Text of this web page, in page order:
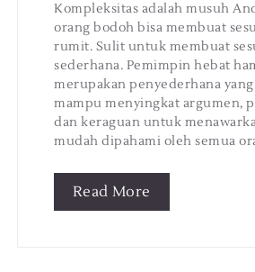
Kompleksitas adalah musuh
orang bodoh bisa membuat
rumit. Sulit untuk membuat
sederhana. Pemimpin hebat
merupakan penyederhana
mampu menyingkat argumen,
dan keraguan untuk
mudah dipahami oleh semua
Read More